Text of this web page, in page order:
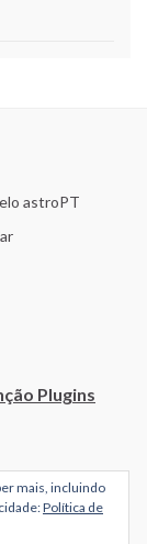
astroPT
Plugins
mais, incluindo
Política de